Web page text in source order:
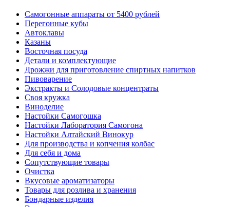
Самогонные аппараты от 5400 рублей
Перегонные кубы
Автоклавы
Казаны
Восточная посуда
Детали и комплектующие
Дрожжи для приготовление спиртных напитков
Пивоварение
Экстракты и Солодовые концентраты
Своя кружка
Виноделие
Настойки Самогошка
Настойки Лаборатория Самогона
Настойки Алтайский Винокур
Для производства и копчения колбас
Для себя и дома
Сопутствующие товары
Очистка
Вкусовые ароматизаторы
Товары для розлива и хранения
Бондарные изделия